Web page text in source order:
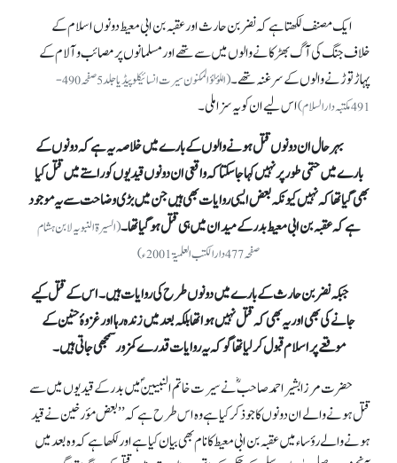
ایک مصنف لکھتا ہے کہ نضر بن حارث اور عقبہ بن ابی معیط دونوں اسلام کے
خلاف جنگ کی آگ بھڑکانے والوں میں سے تھے اور مسلمانوں پر مصائب و آلام کے
پہاڑ توڑنے والوں کے سرغنہ تھے۔
(اللؤ لؤ المکنون سیرت انسائیکلوپیڈیا جلد5صفحہ 490-
491مکتبہ دارالسلام)
اس لیے ان کو یہ سزا ملی۔
بہرحال ان دونوں قتل ہونے والوں کے بارے میں خلاصہ یہ ہے کہ دونوں کے
بارے میں حتمی طور پر نہیں کہا جا سکتا کہ واقعی ان دونوں قیدیوں کو راستے میں قتل کیا
بھی گیا تھا کہ نہیں کیونکہ بعض ایسی روایات بھی ہیں جن میں بڑی وضاحت سے یہ موجود
ہے کہ عقبہ بن ابی معیطبدر کے میدان میں ہی قتل ہو گیا تھا۔(السیرۃ النبویہ لابن ہشام
صفحہ477 دارالکتب العلمیۃ2001ء)
جبکہ نضر بن حارث کے بارے میں دونوں طرح کی روایات ہیں۔ اس کے قتل کیے
جانے کی بھی اور یہ بھی کہ قتل نہیں ہوا تھا بلکہ بعد میں زندہ رہا اور غزوۂ حنین کے
موقعےپر اسلام قبول کر لیا تھا گو کہ یہ روایات قدرے کمزور سمجھی جاتی ہیں۔
حضرت مرزا بشیر احمد صاحبؓ نے سیرت خاتم النبیینؐ میں بدر کے قیدیوں میں سے
قتل ہونے والے ان دونوں کا جو ذکر کیا ہے وہ اس طرح ہے کہ ’’بعض مؤرخین نے قید
ہونے والے رؤساء میں عقبہ بن ابی معیط کا نام بھی بیان کیا ہے اور لکھا ہے کہ وہ بعد میں